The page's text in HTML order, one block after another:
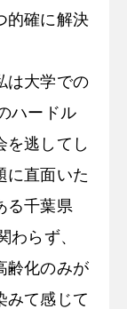
的確に解決
は大学での
ハードル
を逃してし
に直面いた
る千葉県
わらず、
齢化のみが
みて感じて